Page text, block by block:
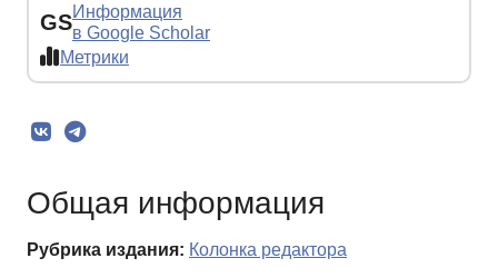
GSИнформация
в Google Scholar
Метрики
Общая информация
Рубрика издания: Колонка редактора